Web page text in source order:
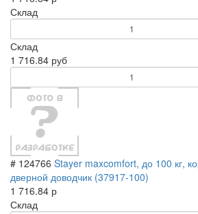
Склад
Склад
1 716.84 руб
# 124766 Stayer maxcomfort, до 100 кг,
дверной доводчик (37917-100)
1 716.84 р
Склад